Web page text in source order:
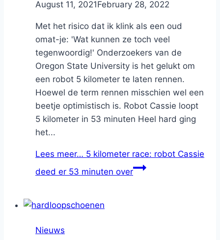
ByNicole
August 11, 2021February 28, 2022
Met het risico dat ik klink als een oud
omat-je: 'Wat kunnen ze toch veel
tegenwoordig!' Onderzoekers van de
Oregon State University is het gelukt om
een robot 5 kilometer te laten rennen.
Hoewel de term rennen misschien wel een
beetje optimistisch is. Robot Cassie loopt
5 kilometer in 53 minuten Heel hard ging
het...
Lees meer… 5 kilometer race: robot Cassie
deed er 53 minuten over
Nieuws